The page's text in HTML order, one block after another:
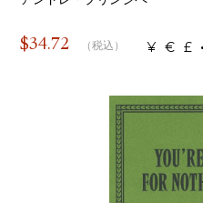
$34.72 （税込） ¥ € £
LOCATIONS
PRIVACY POLICY
INSTAGRAM
PUBLISHING